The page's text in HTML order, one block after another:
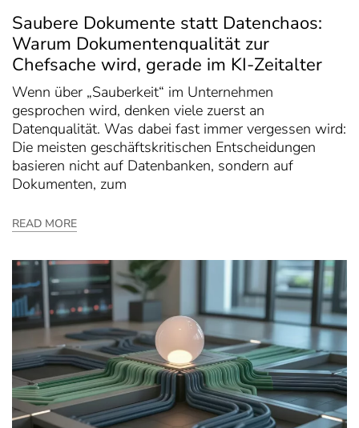
Saubere Dokumente statt Datenchaos:
Warum Dokumentenqualität zur
Chefsache wird, gerade im KI-Zeitalter
Wenn über „Sauberkeit“ im Unternehmen
gesprochen wird, denken viele zuerst an
Datenqualität. Was dabei fast immer vergessen wird:
Die meisten geschäftskritischen Entscheidungen
basieren nicht auf Datenbanken, sondern auf
Dokumenten, zum
READ MORE